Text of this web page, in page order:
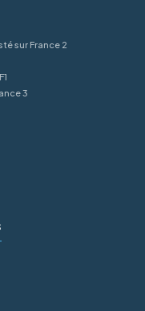
sur France 2
3